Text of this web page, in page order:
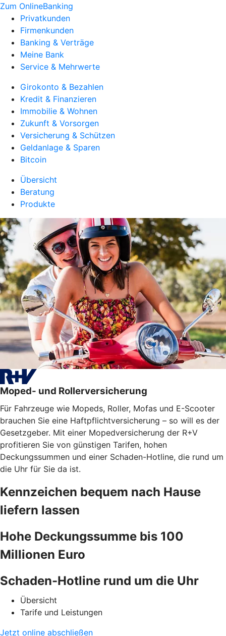
Zum OnlineBanking
Privatkunden
Firmenkunden
Banking & Verträge
Meine Bank
Service & Mehrwerte
Girokonto & Bezahlen
Kredit & Finanzieren
Immobilie & Wohnen
Zukunft & Vorsorgen
Versicherung & Schützen
Geldanlage & Sparen
Bitcoin
Übersicht
Beratung
Produkte
Moped- und Rollerversicherung
Für Fahrzeuge wie Mopeds, Roller, Mofas und E-Scooter
brauchen Sie eine Haftpflichtversicherung – so will es der
Gesetzgeber. Mit einer Mopedversicherung der R+V
profitieren Sie von günstigen Tarifen, hohen
Deckungssummen und einer Schaden-Hotline, die rund um
die Uhr für Sie da ist.
Kennzeichen bequem nach Hause
liefern lassen
Hohe Deckungssumme bis 100
Millionen Euro
Schaden-Hotline rund um die Uhr
Übersicht
Tarife und Leistungen
Jetzt online abschließen